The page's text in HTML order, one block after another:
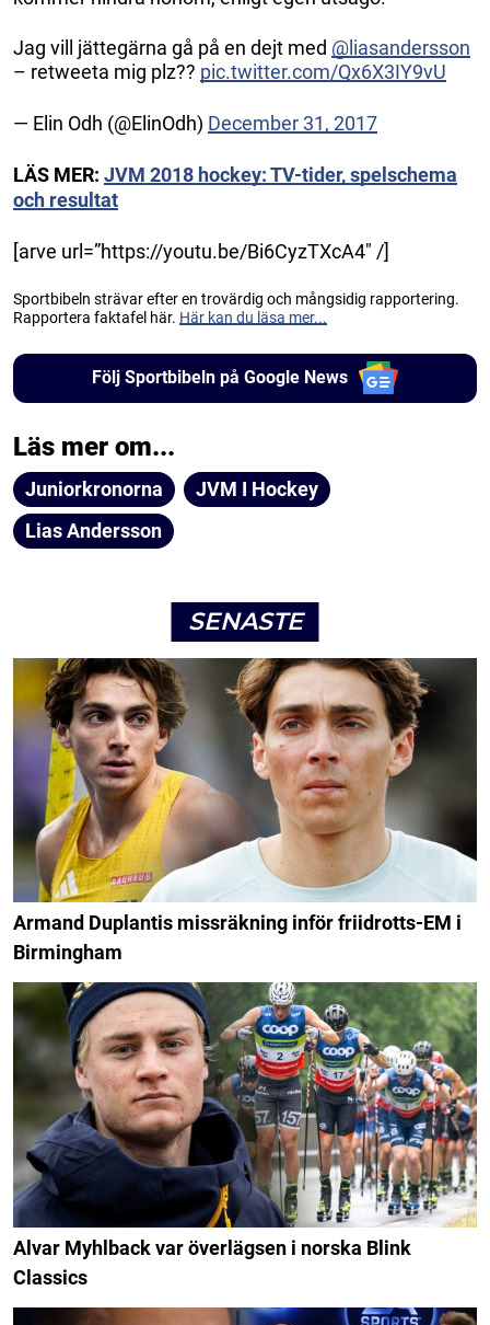
Jag vill jättegärna gå på en dejt med @liasandersson
– retweeta mig plz?? pic.twitter.com/Qx6X3IY9vU
— Elin Odh (@ElinOdh) December 31, 2017
LÄS MER: JVM 2018 hockey: TV-tider, spelschema
och resultat
[arve url=”https://youtu.be/Bi6CyzTXcA4″ /]
Sportbibeln strävar efter en trovärdig och mångsidig rapportering.
Rapportera faktafel här. Här kan du läsa mer...
Följ Sportbibeln på Google News
Läs mer om...
Juniorkronorna
JVM I Hockey
Lias Andersson
SENASTE
Armand Duplantis missräkning inför friidrotts-EM i
Birmingham
Alvar Myhlback var överlägsen i norska Blink
Classics